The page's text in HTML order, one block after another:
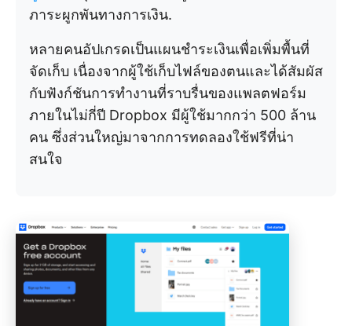
ภาระผูกพันทางการเงิน.
หลายคนอัปเกรดเป็นแผนชำระเงินเพื่อเพิ่มพื้นที่
จัดเก็บ เนื่องจากผู้ใช้เก็บไฟล์ของตนและได้สัมผัส
กับฟังก์ชันการทำงานที่ราบรื่นของแพลตฟอร์ม
ภายในไม่กี่ปี Dropbox มีผู้ใช้มากกว่า 500 ล้าน
คน ซึ่งส่วนใหญ่มาจากการทดลองใช้ฟรีที่น่า
สนใจ